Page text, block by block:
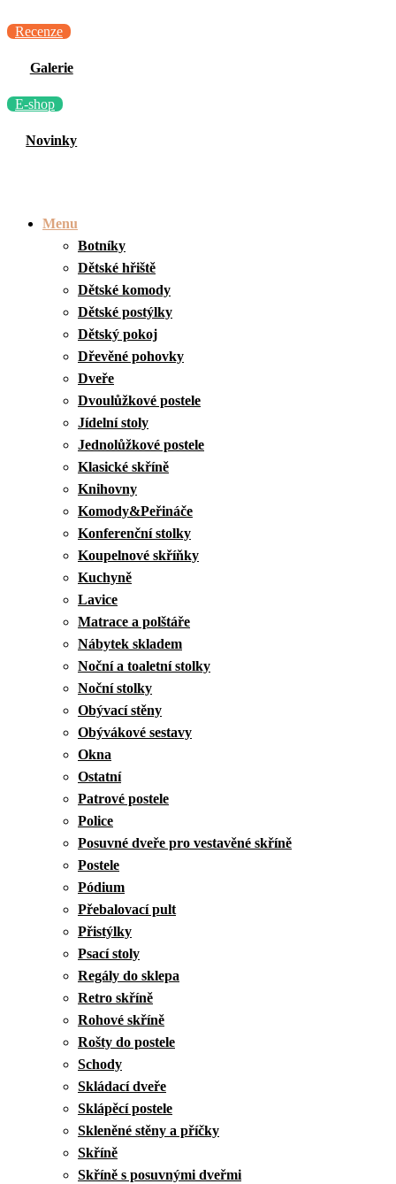
Recenze
Galerie
E-shop
Novinky
Menu
Botníky
Dětské hřiště
Dětské komody
Dětské postýlky
Dětský pokoj
Dřevěné pohovky
Dveře
Dvoulůžkové postele
Jídelní stoly
Jednolůžkové postele
Klasické skříně
Knihovny
Komody&Peřináče
Konferenční stolky
Koupelnové skříňky
Kuchyně
Lavice
Matrace a polštáře
Nábytek skladem
Noční a toaletní stolky
Noční stolky
Obývací stěny
Obývákové sestavy
Okna
Ostatní
Patrové postele
Police
Posuvné dveře pro vestavěné skříně
Postele
Pódium
Přebalovací pult
Přistýlky
Psací stoly
Regály do sklepa
Retro skříně
Rohové skříně
Rošty do postele
Schody
Skládací dveře
Sklápěcí postele
Skleněné stěny a příčky
Skříně
Skříně s posuvnými dveřmi